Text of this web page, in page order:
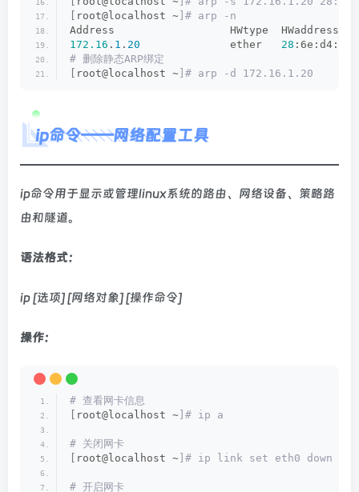
root@localhost ~ ]# arp -n
Address                  HWtype
172.16 . 1 . 20
              ether
28 :6e:d4:8a:
# 删除静态ARP绑定
root@localhost ~ ]# arp -d 172.16.1.20
ip命令——网络配置工具
ip命令用于显示或管理linux系统的路由、网络设备、策略路
由和隧道。
语法格式：
ip [选项] [网络对象] [操作命令]
操作：
# 查看网卡信息
root@localhost ~ ]# ip a
# 关闭网卡
root@localhost ~ ]# ip link set eth0 down
# 开启网卡